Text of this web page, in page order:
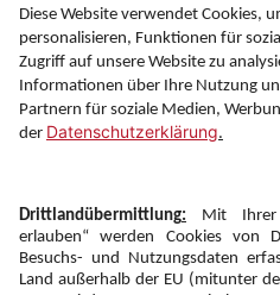
Information
Folgen Sie uns auf
Newsletter: